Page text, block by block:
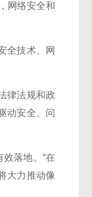
网络安全和
全技术、网
律法规和政
动安全、问
落地。“在
大力推动像